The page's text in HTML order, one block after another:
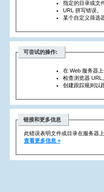
指定的目录或文
URL 拼写错误。
某个自定义筛选
可尝试的操作:
在 Web 服务器上
检查浏览器 URL。
创建跟踪规则以
链接和更多信息
此错误表明文件或目录在服务器
查看更多信息 »